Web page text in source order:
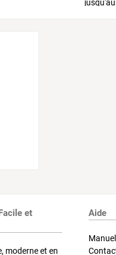
et
moderne et en
Aide
Manuel